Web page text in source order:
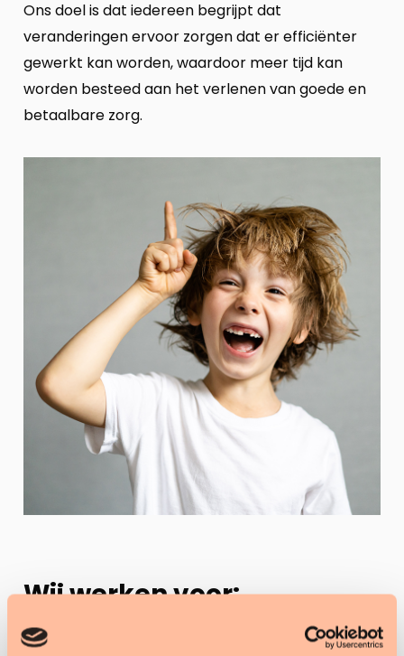
Ons doel is dat iedereen begrijpt dat
veranderingen ervoor zorgen dat er efficiënter
gewerkt kan worden, waardoor meer tijd kan
worden besteed aan het verlenen van goede en
betaalbare zorg.
Wij werken voor: